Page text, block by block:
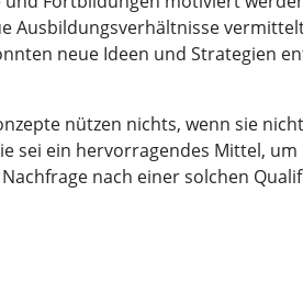
Ausbildungsverhältnisse
neue Ideen und Strategien
nützen nichts, wenn sie
sei ein hervorragendes Mittel,
nach einer solchen